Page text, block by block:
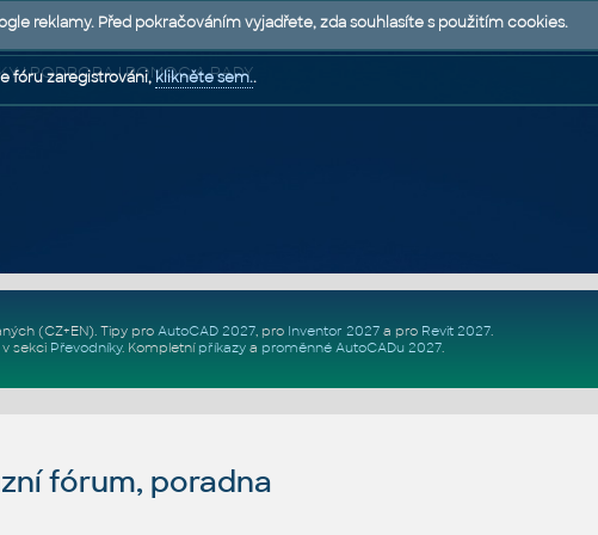
| PODPORA | POMOC A RADY
(CZ+EN). Tipy pro AutoCAD 2027, pro Inventor 2027a pro Revit 2027.
sekci Převodníky. Kompletní příkazya proměnné AutoCADu 2027.
fórum, poradna
reklamy. Před pokračováním vyjadřete, zda souhlasíte s použitím cookies.
fóru zaregistrováni,klikněte sem..